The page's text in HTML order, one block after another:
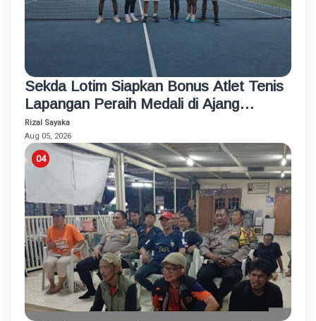
Sekda Lotim Siapkan Bonus Atlet Tenis
Lapangan Peraih Medali di Ajang
Porprov
Rizal Sayaka
Aug 05, 2026